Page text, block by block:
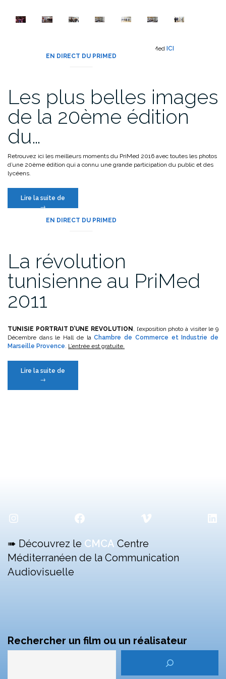
Voir les galeries photos des anciennes éditions du PriMed ICI
EN DIRECT DU PRIMED
Les plus belles images
de la 20ème édition
du…
Retrouvez ici les meilleurs moments du PriMed 2016 avec toutes les photos
d’une 20ème édition qui a connu une grande participation du public et des
lycéens.
Lire la suite de
images
édition
du
→
EN DIRECT DU PRIMED
La révolution
tunisienne au PriMed
2011
TUNISIE PORTRAIT D’UNE REVOLUTION , l’exposition photo à visiter le 9
Décembre dans le Hall de laChambre de Commerce et Industrie de
Marseille Provence. L’entrée est gratuite.
Lire la suite de
→
Instagram Facebook Vimeo
➠ Découvrez le CMCA Centre
Méditerranéen de la Communication
Audiovisuelle
Rechercher un film ou un réalisateur